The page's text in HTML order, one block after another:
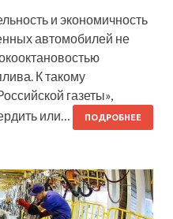
и экономичность
автомобилей не
К такому
газеты»,
или…
ПОДРОБНЕЕ